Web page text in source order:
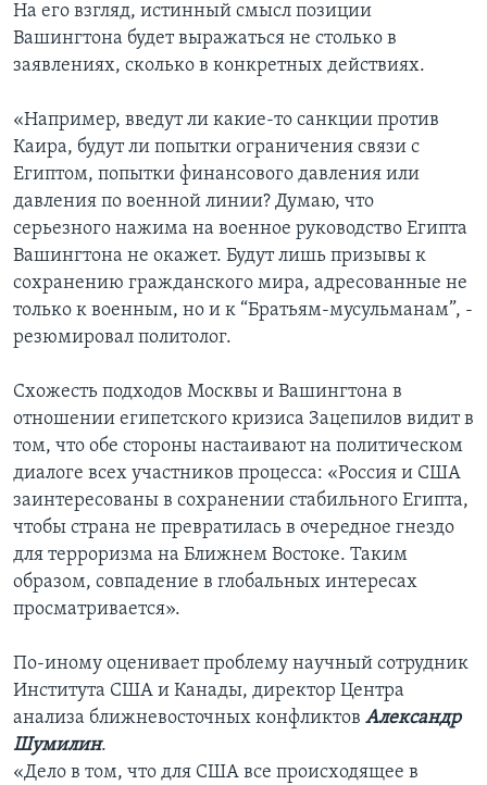
На его взгляд, истинный смысл позиции
Вашингтона будет выражаться не столько в
заявлениях, сколько в конкретных действиях.
«Например, введут ли какие-то санкции против
Каира, будут ли попытки ограничения связи с
Египтом, попытки финансового давления или
давления по военной линии? Думаю, что
серьезного нажима на военное руководство Египта
Вашингтона не окажет. Будут лишь призывы к
сохранению гражданского мира, адресованные не
только к военным, но и к “Братьям-мусульманам”, -
резюмировал политолог.
Схожесть подходов Москвы и Вашингтона в
отношении египетского кризиса Зацепилов видит в
том, что обе стороны настаивают на политическом
диалоге всех участников процесса: «Россия и США
заинтересованы в сохранении стабильного Египта,
чтобы страна не превратилась в очередное гнездо
для терроризма на Ближнем Востоке. Таким
образом, совпадение в глобальных интересах
просматривается».
По-иному оценивает проблему научный сотрудник
Института США и Канады, директор Центра
анализа ближневосточных конфликтов Александр
Шумилин.
«Дело в том, что для США все происходящее в